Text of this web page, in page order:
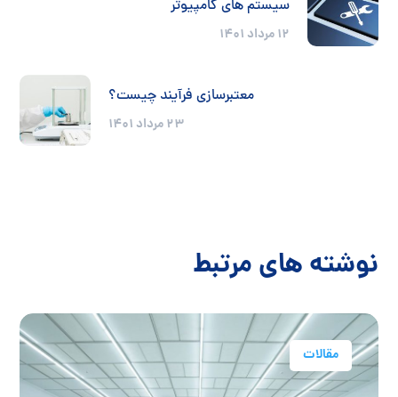
سیستم های کامپیوتر
12 مرداد 1401
معتبرسازی فرآیند چیست؟
23 مرداد 1401
نوشته های مرتبط
مقالات